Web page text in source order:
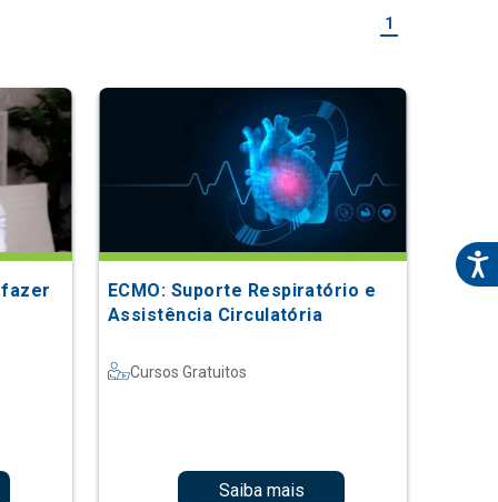
1
fazer
ECMO: Suporte Respiratório e
Assistência Circulatória
Cursos Gratuitos
Saiba mais